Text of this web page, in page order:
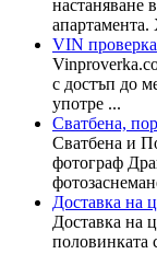
настаняване
апартамента.
VIN проверка
с достъп до
употре ...
Сватбена,
Сватбена и
фотограф
Доставка на
Доставка на
половинката